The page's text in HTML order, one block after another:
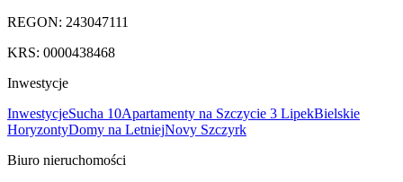
REGON: 243047111
KRS: 0000438468
Inwestycje
InwestycjeSucha 10Apartamenty na Szczycie 3 LipekBielskie
HoryzontyDomy na LetniejNovy Szczyrk
Biuro nieruchomości